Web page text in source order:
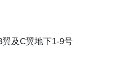
及C翼地下1-9号